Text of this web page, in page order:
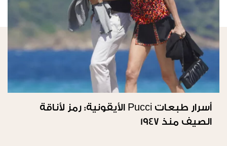
أسرار طبعات Pucci الأيقونية: رمز لأناقة
الصيف منذ 1947